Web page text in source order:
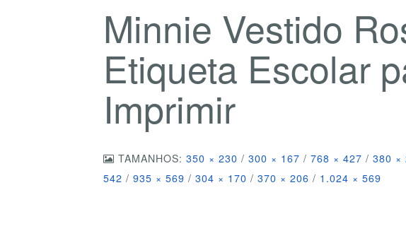
Minnie Vestido
Etiqueta Escolar
Imprimir
TAMANHOS:350 × 230 / 300 × 167 / 768 × 427 / 380 ×
542 / 935 × 569 / 304 × 170 / 370 × 206 / 1.024 × 569